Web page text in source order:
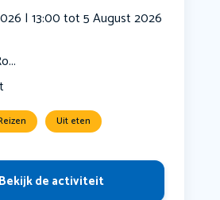
| 13:00 tot 5 August 2026
Uit eten
Bekijk de activiteit